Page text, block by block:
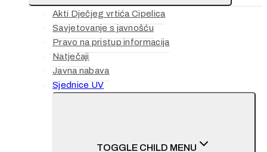
Akti Dječjeg vrtića Cipelica
Savjetovanje s javnošću
Pravo na pristup informacija
Natječaji
Javna nabava
Sjednice UV
TOGGLE CHILD MENU